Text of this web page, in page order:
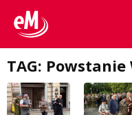
TAG: